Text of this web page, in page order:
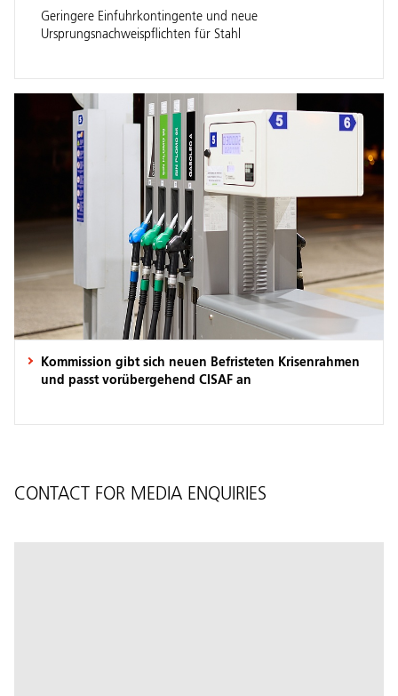
Geringere Einfuhrkontingente und neue
Ursprungsnachweispflichten für Stahl
Kommission gibt sich neuen Befristeten Krisenrahmen
und passt vorübergehend CISAF an
CONTACT FOR MEDIA ENQUIRIES